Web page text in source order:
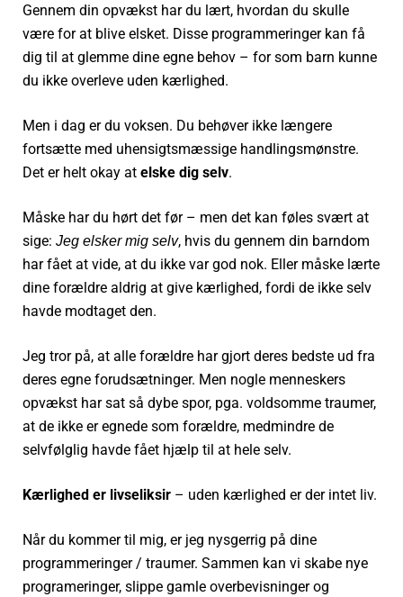
Gennem din opvækst har du lært, hvordan du skulle
være for at blive elsket. Disse programmeringer kan få
dig til at glemme dine egne behov – for som barn kunne
du ikke overleve uden kærlighed.
Men i dag er du voksen. Du behøver ikke længere
fortsætte med uhensigtsmæssige handlingsmønstre.
Det er helt okay at elske dig selv.
Måske har du hørt det før – men det kan føles svært at
sige: Jeg elsker mig selv, hvis du gennem din barndom
har fået at vide, at du ikke var god nok. Eller måske lærte
dine forældre aldrig at give kærlighed, fordi de ikke selv
havde modtaget den.
Jeg tror på, at alle forældre har gjort deres bedste ud fra
deres egne forudsætninger. Men nogle menneskers
opvækst har sat så dybe spor, pga. voldsomme traumer,
at de ikke er egnede som forældre, medmindre de
selvfølglig havde fået hjælp til at hele selv.
Kærlighed er livseliksir – uden kærlighed er der intet liv.
Når du kommer til mig, er jeg nysgerrig på dine
programmeringer / traumer. Sammen kan vi skabe nye
programeringer, slippe gamle overbevisninger og